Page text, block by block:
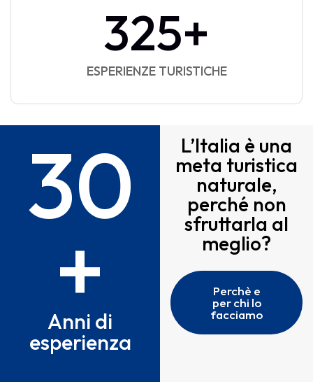
500+
ESPERIENZE TURISTICHE
30
+
Anni di
esperienza
L’Italia è una
meta turistica
naturale,
perché non
sfruttarla al
meglio?
Perchè e
per chi lo
facciamo